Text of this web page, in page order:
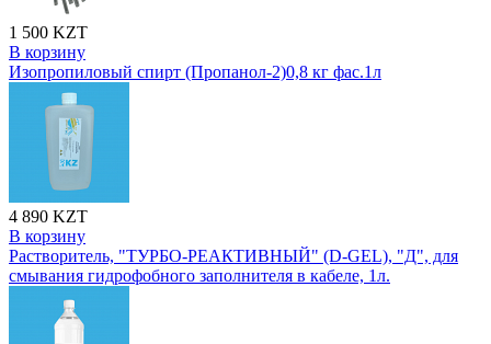
1 500 KZT
В корзину
Изопропиловый спирт (Пропанол-2)0,8 кг фас.1л
4 890 KZT
В корзину
Растворитель, "ТУРБО-РЕАКТИВНЫЙ" (D-GEL), "Д", для
смывания гидрофобного заполнителя в кабеле, 1л.